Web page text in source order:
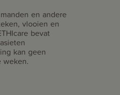
en andere
vlooien en
bevat
kan geen
weken.